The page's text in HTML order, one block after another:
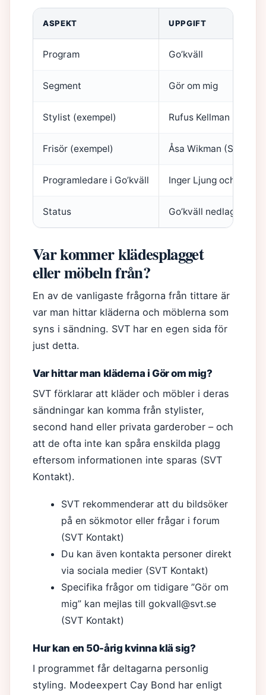
ASPEKT UPPGIFT
Program Go’kväll
Segment Gör om mig
Stylist (exempel) Rufus Kellman (SVT
Frisör (exempel) Åsa Wikman (SVT
Programledare i Go’kväll Inger Ljung och Örjan
Status Go’kväll nedlagt –
Var kommer klädesplagget
eller möbeln från?
En av de vanligaste frågorna från tittare är
var man hittar kläderna och möblerna som
syns i sändning. SVT har en egen sida för
just detta.
Var hittar man kläderna i Gör om mig?
SVT förklarar att kläder och möbler i deras
sändningar kan komma från stylister,
second hand eller privata garderober – och
att de ofta inte kan spåra enskilda plagg
eftersom informationen inte sparas (SVT
Kontakt).
SVT rekommenderar att du bildsöker
på en sökmotor eller frågar i forum
(SVT Kontakt)
Du kan även kontakta personer direkt
via sociala medier (SVT Kontakt)
Specifika frågor om tidigare ”Gör om
mig” kan mejlas till gokvall@svt.se
(SVT Kontakt)
Hur kan en 50-årig kvinna klä sig?
I programmet får deltagarna personlig
styling. Modeexpert Cay Bond har enligt